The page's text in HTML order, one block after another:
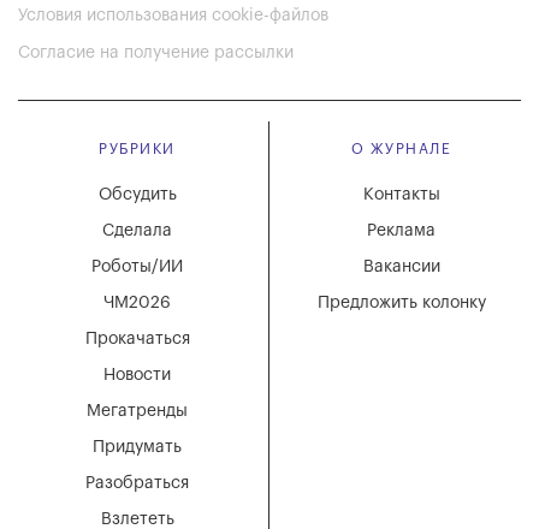
Условия использования cookie-файлов
Согласие на получение рассылки
РУБРИКИ
Мегатренды
Придумать
Разобраться
Взлететь
Новости
Обсудить
Сделала
Роботы/ИИ
ЧМ2026
Прокачаться
О ЖУРНАЛЕ
Вакансии
Реклама
Контакты
Предложить колонку